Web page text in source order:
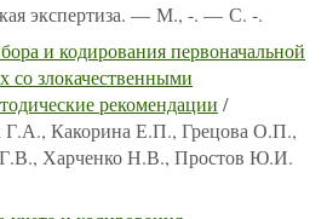
экспертиза. — М., -. — С. -.
и кодирования первоначальной
злокачественными
рекомендации /
Какорина Е.П., Грецова О.П.,
Харченко Н.В., Простов Ю.И.